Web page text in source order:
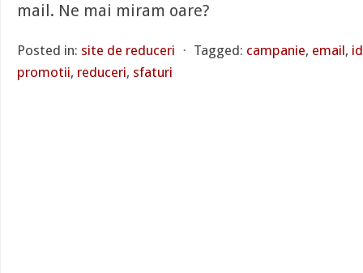
mail. Ne mai miram oare?
Posted in: site de reduceri ⋅ Tagged: campanie, email,
promotii, reduceri, sfaturi